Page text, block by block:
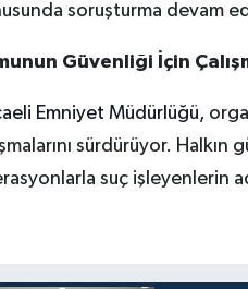
soruşturma devam
Güvenliği İçin
Emniyet Müdürlüğü,
sürdürüyor.
suç işleyenlerin